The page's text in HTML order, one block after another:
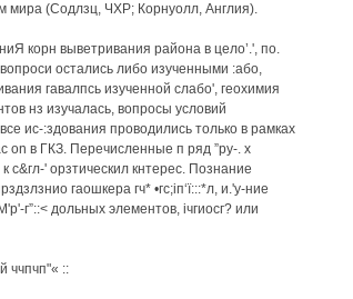
мира (Содлзц, ЧХР; Корнуолл, Англия).
корн выветривания района в цело’.', по.
остались либо изученными :або,
гавалпсь изученной слабо', геохимия
нз изучалась, вопросы условий
ис-:здования проводились только в рамках
on в ГКЗ. Перечисленные п ряд ”ру-. х
с&гл-' орзтическил кнтерес. Познание
гаошкера гч* •гс;іп‘ї:::*л, и.'у-ние
г”::< дольных элементов, ічгиосг? или
ччпчп"« ::